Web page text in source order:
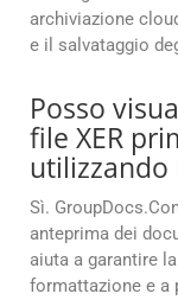
archiviazione
e il salvataggio
Posso
file XER
utilizzando
Sì.
anteprima dei
aiuta a garantire
formattazione e a